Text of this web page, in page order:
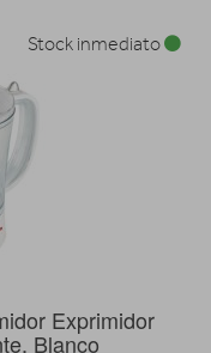
Exprimidor
Blanco
Stock inmediato